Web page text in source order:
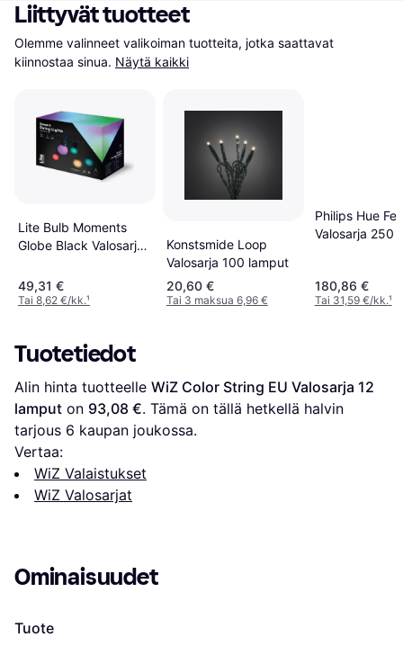
Liittyvät tuotteet
Olemme valinneet valikoiman tuotteita, jotka saattavat
kiinnostaa sinua. Näytä kaikki
Lite Bulb Moments
Globe Black Valosarja
49,31 €
Tai 8,62 €/kk.¹
Konstsmide Loop
Valosarja 100 lamput
20,60 €
Tai 3 maksua 6,96 €
Philips Hue
Valosarja 250
180,86 €
Tai 31,59 €/kk.¹
Tuotetiedot
Alin hinta tuotteelle WiZ Color String EU Valosarja 12
lamput on 93,08 €. Tämä on tällä hetkellä halvin
tarjous 6 kaupan joukossa.
Vertaa:
WiZ Valaistukset
WiZ Valosarjat
Ominaisuudet
Tuote